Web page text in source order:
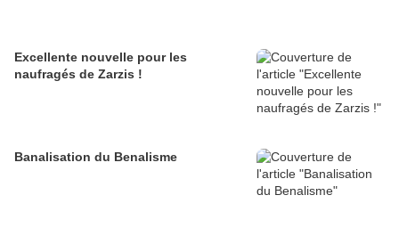
Excellente nouvelle pour les
naufragés de Zarzis !
Banalisation du Benalisme